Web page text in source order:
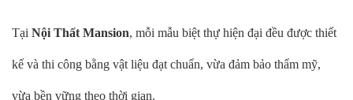
Tại Nội Thất Mansion, mỗi mẫu biệt thự hiện đại đều được thiết
kế và thi công bằng vật liệu đạt chuẩn, vừa đảm bảo thẩm mỹ,
vừa bền vững theo thời gian.